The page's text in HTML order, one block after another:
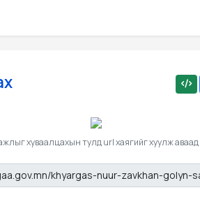
хуваалцахын тулд url хаягийг хуулж аваад